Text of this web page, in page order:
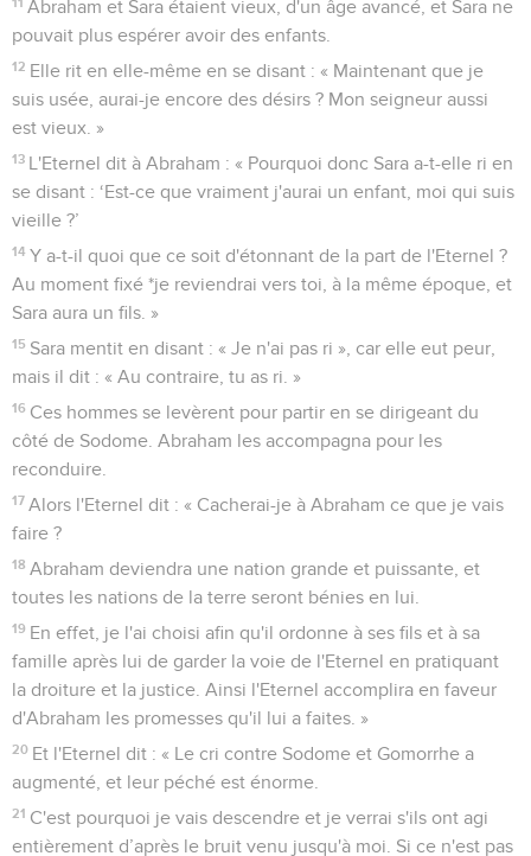
Abraham et Sara étaient vieux, d'un âge avancé, et Sara ne
pouvait plus espérer avoir des enfants.
12 Elle rit en elle-même en se disant : « Maintenant que je
suis usée, aurai-je encore des désirs ? Mon seigneur aussi
est vieux. »
13 L'Eternel dit à Abraham : « Pourquoi donc Sara a-t-elle ri en
se disant : ‘Est-ce que vraiment j'aurai un enfant, moi qui suis
vieille ?’
14 Y a-t-il quoi que ce soit d'étonnant de la part de l'Eternel ?
Au moment fixé *je reviendrai vers toi, à la même époque, et
Sara aura un fils. »
15 Sara mentit en disant : « Je n'ai pas ri », car elle eut peur,
mais il dit : « Au contraire, tu as ri. »
16 Ces hommes se levèrent pour partir en se dirigeant du
côté de Sodome. Abraham les accompagna pour les
reconduire.
17 Alors l'Eternel dit : « Cacherai-je à Abraham ce que je vais
faire ?
18 Abraham deviendra une nation grande et puissante, et
toutes les nations de la terre seront bénies en lui.
19 En effet, je l'ai choisi afin qu'il ordonne à ses fils et à sa
famille après lui de garder la voie de l'Eternel en pratiquant
la droiture et la justice. Ainsi l'Eternel accomplira en faveur
d'Abraham les promesses qu'il lui a faites. »
20 Et l'Eternel dit : « Le cri contre Sodome et Gomorrhe a
augmenté, et leur péché est énorme.
21 C'est pourquoi je vais descendre et je verrai s'ils ont agi
entièrement d’après le bruit venu jusqu'à moi. Si ce n'est pas